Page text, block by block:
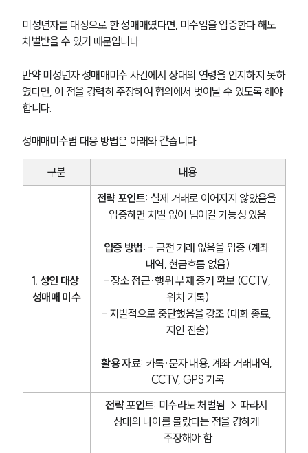
미성년자를 대상으로 한 성매매였다면, 미수임을 입증한다 해도
처벌받을 수 있기 때문입니다.
만약 미성년자 성매매미수 사건에서 상대의 연령을 인지하지 못하
였다면, 이 점을 강력히 주장하여 혐의에서 벗어날 수 있도록 해야
합니다.
성매매미수범 대응 방법은 아래와 같습니다.
구분 내용
1. 성인 대상
성매매 미수
전략 포인트: 실제 거래로 이어지지 않았음을
입증하면 처벌 없이 넘어갈 가능성 있음
입증 방법: - 금전 거래 없음을 입증 (계좌
내역, 현금흐름 없음)
- 장소 접근·행위 부재 증거 확보 (CCTV,
위치 기록)
- 자발적으로 중단했음을 강조 (대화 종료,
지인 진술)
활용 자료: 카톡·문자 내용, 계좌 거래내역,
CCTV, GPS 기록
전략 포인트: 미수라도 처벌됨 → 따라서
상대의 나이를 몰랐다는 점을 강하게
주장해야 함